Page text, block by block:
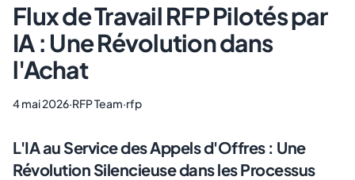
Flux de Travail RFP Pilotés par
IA : Une Révolution dans
l'Achat
4 mai 2026·RFP Team·rfp
L'IA au Service des Appels d'Offres : Une
Révolution Silencieuse dans les Processus